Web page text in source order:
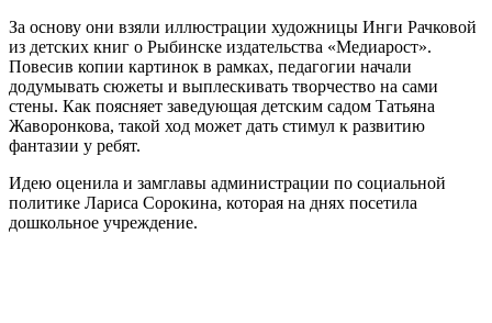
За основу они взяли иллюстрации художницы Инги Рачковой
из детских книг о Рыбинске издательства «Медиарост».
Повесив копии картинок в рамках, педагогии начали
додумывать сюжеты и выплескивать творчество на сами
стены. Как поясняет заведующая детским садом Татьяна
Жаворонкова, такой ход может дать стимул к развитию
фантазии у ребят.
Идею оценила и замглавы администрации по социальной
политике Лариса Сорокина, которая на днях посетила
дошкольное учреждение.